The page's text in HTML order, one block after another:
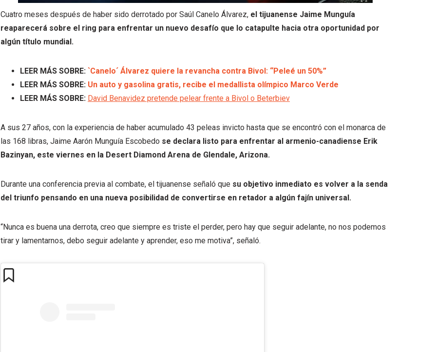
Cuatro meses después de haber sido derrotado por Saúl Canelo Álvarez, el tijuanense Jaime Munguía
reaparecerá sobre el ring para enfrentar un nuevo desafío que lo catapulte hacia otra oportunidad por
algún título mundial.
LEER MÁS SOBRE: `Canelo´ Álvarez quiere la revancha contra Bivol: “Peleé un 50%”
LEER MÁS SOBRE: Un auto y gasolina gratis, recibe el medallista olímpico Marco Verde
LEER MÁS SOBRE: David Benavidez pretende pelear frente a Bivol o Beterbiev
A sus 27 años, con la experiencia de haber acumulado 43 peleas invicto hasta que se encontró con el monarca de
las 168 libras, Jaime Aarón Munguía Escobedo se declara listo para enfrentar al armenio-canadiense Erik
Bazinyan, este viernes en la Desert Diamond Arena de Glendale, Arizona.
Durante una conferencia previa al combate, el tijuanense señaló que su objetivo inmediato es volver a la senda
del triunfo pensando en una nueva posibilidad de convertirse en retador a algún fajín universal.
“Nunca es buena una derrota, creo que siempre es triste el perder, pero hay que seguir adelante, no nos podemos
tirar y lamentarnos, debo seguir adelante y aprender, eso me motiva”, señaló.